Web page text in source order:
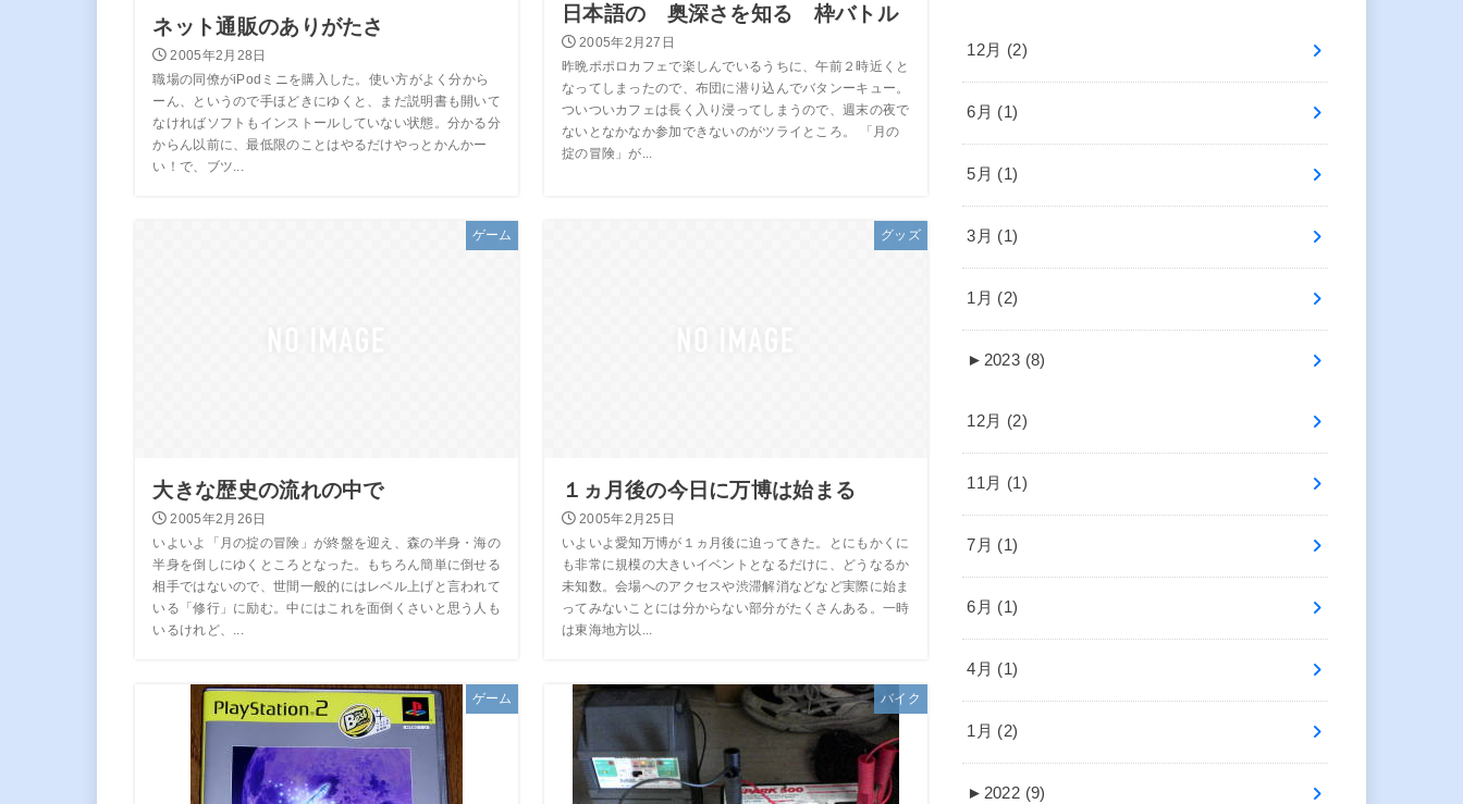
ネット通販のありがたさ
2005年2月28日
職場の同僚がiPodミニを購入した。使い方がよく分から
ーん、というので手ほどきにゆくと、まだ説明書も開いて
なければソフトもインストールしていない状態。分かる分
からん以前に、最低限のことはやるだけやっとかんかー
い！で、ブツ...
日本語の 奥深さを知る 枠バトル
2005年2月27日
昨晩ポポロカフェで楽しんでいるうちに、午前２時近くと
なってしまったので、布団に潜り込んでバタンーキュー。
ついついカフェは長く入り浸ってしまうので、週末の夜で
ないとなかなか参加できないのがツライところ。 「月の
掟の冒険」が...
ゲーム
大きな歴史の流れの中で
2005年2月26日
いよいよ「月の掟の冒険」が終盤を迎え、森の半身・海の
半身を倒しにゆくところとなった。もちろん簡単に倒せる
相手ではないので、世間一般的にはレベル上げと言われて
いる「修行」に励む。中にはこれを面倒くさいと思う人も
いるけれど、...
グッズ
１ヵ月後の今日に万博は始まる
2005年2月25日
いよいよ愛知万博が１ヵ月後に迫ってきた。とにもかくに
も非常に規模の大きいイベントとなるだけに、どうなるか
未知数。会場へのアクセスや渋滞解消などなど実際に始ま
ってみないことには分からない部分がたくさんある。一時
は東海地方以...
ゲーム バイク
12月 (2)
6月 (1)
5月 (1)
3月 (1)
1月 (2)
► 2023 (8)
12月 (2)
11月 (1)
7月 (1)
6月 (1)
4月 (1)
1月 (2)
► 2022 (9)